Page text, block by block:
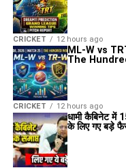
CRICKET 12 hours ago
CRICKET 12 hours ago
ML-W vs
The
धामी कैबिनेट में
के लिए गए बड़े